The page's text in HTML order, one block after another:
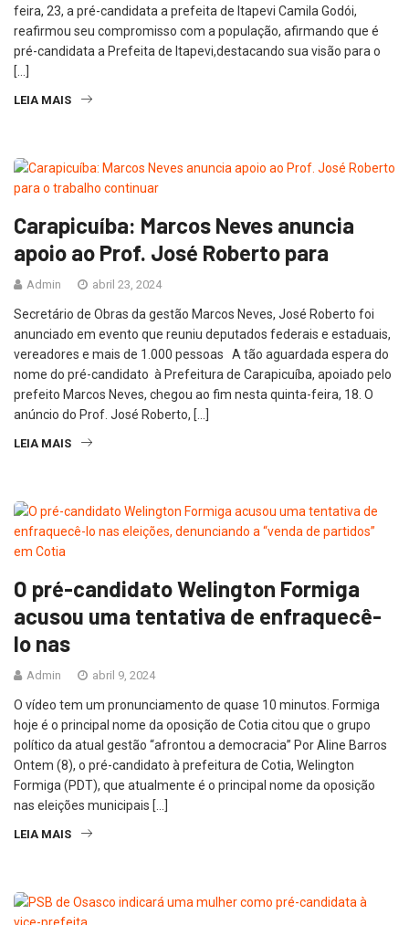
feira, 23, a pré-candidata a prefeita de Itapevi Camila Godói,
reafirmou seu compromisso com a população, afirmando que é
pré-candidata a Prefeita de Itapevi,destacando sua visão para o
[…]
LEIA MAIS
Carapicuíba: Marcos Neves anuncia
apoio ao Prof. José Roberto para
Admin abril 23, 2024
Secretário de Obras da gestão Marcos Neves, José Roberto foi
anunciado em evento que reuniu deputados federais e estaduais,
vereadores e mais de 1.000 pessoas A tão aguardada espera do
nome do pré-candidato à Prefeitura de Carapicuíba, apoiado pelo
prefeito Marcos Neves, chegou ao fim nesta quinta-feira, 18. O
anúncio do Prof. José Roberto, […]
LEIA MAIS
O pré-candidato Welington Formiga
acusou uma tentativa de enfraquecê-
lo nas
Admin abril 9, 2024
O vídeo tem um pronunciamento de quase 10 minutos. Formiga
hoje é o principal nome da oposição de Cotia citou que o grupo
político da atual gestão “afrontou a democracia” Por Aline Barros
Ontem (8), o pré-candidato à prefeitura de Cotia, Welington
Formiga (PDT), que atualmente é o principal nome da oposição
nas eleições municipais […]
LEIA MAIS